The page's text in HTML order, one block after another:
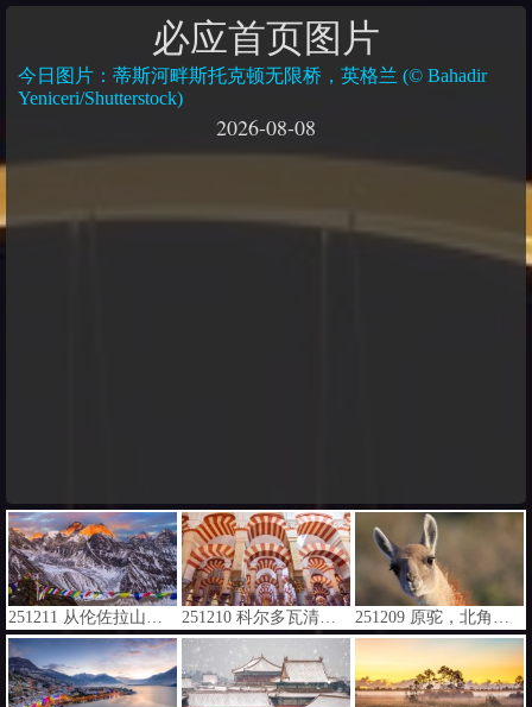
必应首页图片
今日图片：蒂斯河畔斯托克顿无限桥，英格兰 (© Bahadir
Yeniceri/Shutterstock)
2026-08-08
251211 从伦佐拉山口眺望珠穆朗玛峰日落时分的峰顶，尼泊尔 (© shoults/Alamy) 251210 科尔多瓦清真寺大教堂的内部，安达卢西亚，西班牙 (© Elena Zolotova/Getty Images) 251209 原驼，北角，瓦尔德斯半岛, 阿根廷 (© Sylvain Cordier/naturepl.com)